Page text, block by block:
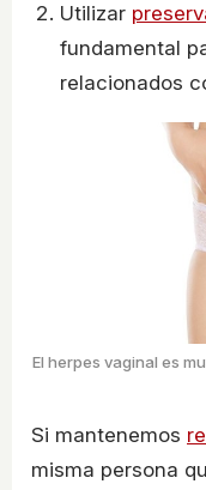
Utilizar
fundamental
relacionados
El herpes vaginal es
Si mantenemos
misma persona